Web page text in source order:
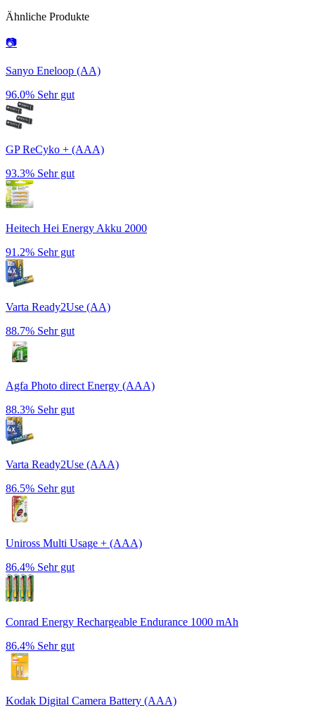
Ähnliche Produkte
📷
Sanyo Eneloop (AA)
96.0% Sehr gut
GP ReCyko + (AAA)
93.3% Sehr gut
Heitech Hei Energy Akku 2000
91.2% Sehr gut
Varta Ready2Use (AA)
88.7% Sehr gut
Agfa Photo direct Energy (AAA)
88.3% Sehr gut
Varta Ready2Use (AAA)
86.5% Sehr gut
Uniross Multi Usage + (AAA)
86.4% Sehr gut
Conrad Energy Rechargeable Endurance 1000 mAh
86.4% Sehr gut
Kodak Digital Camera Battery (AAA)